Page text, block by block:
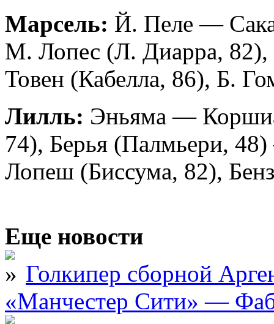
Марсель: Й. Пеле —
М. Лопес (Л. Диарра,
Товен (Кабелла, 86), Б.
Лилль: Эньяма —
74), Берья (Палмьери,
Лопеш (Биссума, 82),
Еще новости
Голкипер сборной
«Манчестер Сити» —